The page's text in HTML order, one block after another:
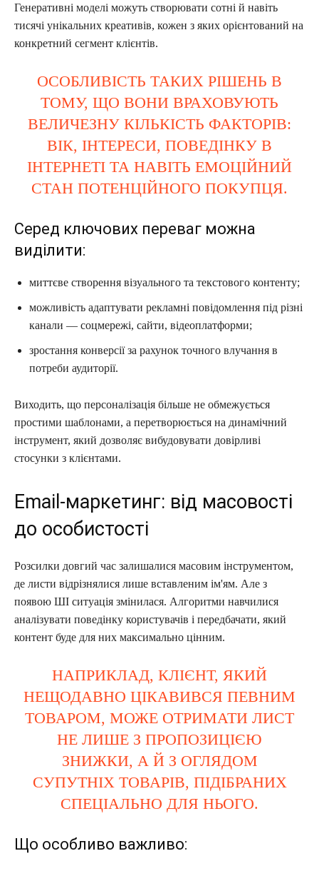
Генеративні моделі можуть створювати сотні й навіть
тисячі унікальних креативів, кожен з яких орієнтований на
конкретний сегмент клієнтів.
ОСОБЛИВІСТЬ ТАКИХ РІШЕНЬ В
ТОМУ, ЩО ВОНИ ВРАХОВУЮТЬ
ВЕЛИЧЕЗНУ КІЛЬКІСТЬ ФАКТОРІВ:
ВІК, ІНТЕРЕСИ, ПОВЕДІНКУ В
ІНТЕРНЕТІ ТА НАВІТЬ ЕМОЦІЙНИЙ
СТАН ПОТЕНЦІЙНОГО ПОКУПЦЯ.
Серед ключових переваг можна
виділити:
миттєве створення візуального та текстового контенту;
можливість адаптувати рекламні повідомлення під різні
канали — соцмережі, сайти, відеоплатформи;
зростання конверсії за рахунок точного влучання в
потреби аудиторії.
Виходить, що персоналізація більше не обмежується
простими шаблонами, а перетворюється на динамічний
інструмент, який дозволяє вибудовувати довірливі
стосунки з клієнтами.
Email-маркетинг: від масовості
до особистості
Розсилки довгий час залишалися масовим інструментом,
де листи відрізнялися лише вставленим ім'ям. Але з
появою ШІ ситуація змінилася. Алгоритми навчилися
аналізувати поведінку користувачів і передбачати, який
контент буде для них максимально цінним.
НАПРИКЛАД, КЛІЄНТ, ЯКИЙ
НЕЩОДАВНО ЦІКАВИВСЯ ПЕВНИМ
ТОВАРОМ, МОЖЕ ОТРИМАТИ ЛИСТ
НЕ ЛИШЕ З ПРОПОЗИЦІЄЮ
ЗНИЖКИ, А Й З ОГЛЯДОМ
СУПУТНІХ ТОВАРІВ, ПІДІБРАНИХ
СПЕЦІАЛЬНО ДЛЯ НЬОГО.
Що особливо важливо: